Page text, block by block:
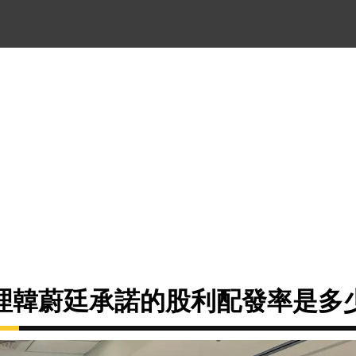
韓蔚廷承諾的股利配發率是多